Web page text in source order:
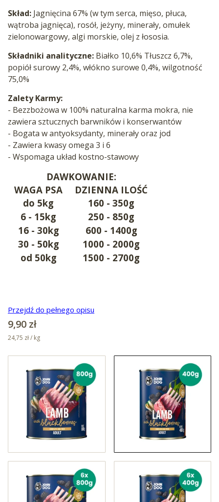
Skład: Jagnięcina 67% (w tym serca, mięso, płuca,
wątroba jagnięca), rosół, jeżyny, minerały, omułek
zielonowargowy, algi morskie, olej z łososia.
Składniki analityczne: Białko 10,6% Tłuszcz 6,7%,
popiół surowy 2,4%, włókno surowe 0,4%, wilgotność
75,0%
Zalety Karmy:
- Bezzbożowa w 100% naturalna karma mokra, nie
zawiera sztucznych barwników i konserwantów
- Bogata w antyoksydanty, minerały oraz jod
- Zawiera kwasy omega 3 i 6
- Wspomaga układ kostno-stawowy
DAWKOWANIE:
WAGA PSA
DZIENNA ILOŚĆ
do 5kg
160 - 350g
6 - 15kg
250 - 850g
16 - 30kg
600 - 1400g
30 - 50kg
1000 - 2000g
od 50kg
1500 - 2700g
Przejdź do pełnego opisu
Cena
9,90 zł
24,75 zł / kg